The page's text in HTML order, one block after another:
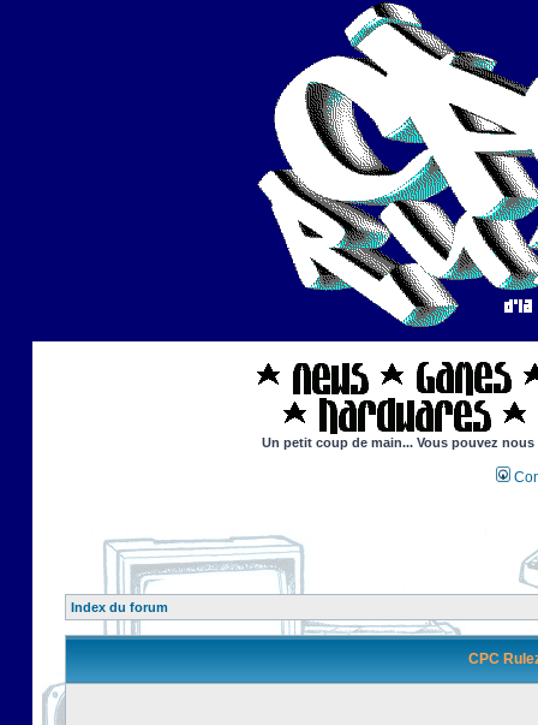
Un petit coup de main... Vous pouvez
Index du forum
CPC